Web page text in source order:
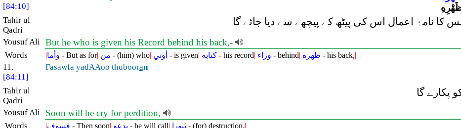
[84:10]
ظَهْرِهِ
Tahir ul
Qadri
کا نامۂ اعمال اس کی پیٹھ کے پیچھے سے دیا جائے گا
Yousuf Ali But he who is given his Record behind his back,-
Words |وأما - But as for| من - (him) who| أوتي - is given| كتابه - his record| وراء - behind| ظهره - his back,|
11.
[84:11]
Fasawfa yadAAoo thubooran
Tahir ul
Qadri
پکارے گا
Yousuf Ali Soon will he cry for perdition,
Words |فسوف - Then soon| يدعو - he will call| ثبورا - (for) destruction,|